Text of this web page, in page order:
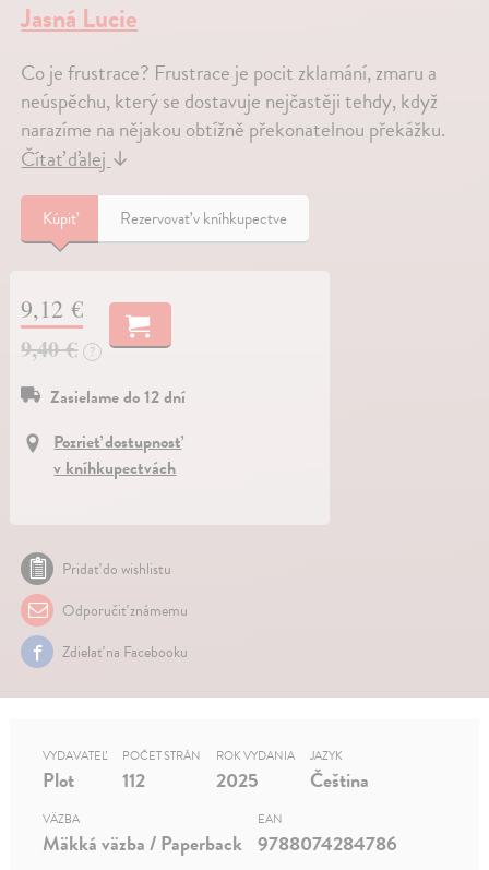
Jasná Lucie
Co je frustrace? Frustrace je pocit zklamání, zmaru a
neúspěchu, který se dostavuje nejčastěji tehdy, když
narazíme na nějakou obtížně překonatelnou překážku.
Čítať ďalej↓
Kúpiť Rezervovať v kníhkupectve
9,12 €
9,40 €
?
Zasielame do 12 dní
Pozrieť dostupnosť
v kníhkupectvách
Pridať do wishlistu
Odporučiť známemu
Zdielať na Facebooku
VYDAVATEĽ
Plot
POČET STRÁN
112
ROK VYDANIA
2025
JAZYK
Čeština
VÄZBA
Mäkká väzba / Paperback
EAN
9788074284786